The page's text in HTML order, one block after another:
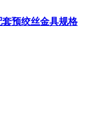
预绞丝金具规格